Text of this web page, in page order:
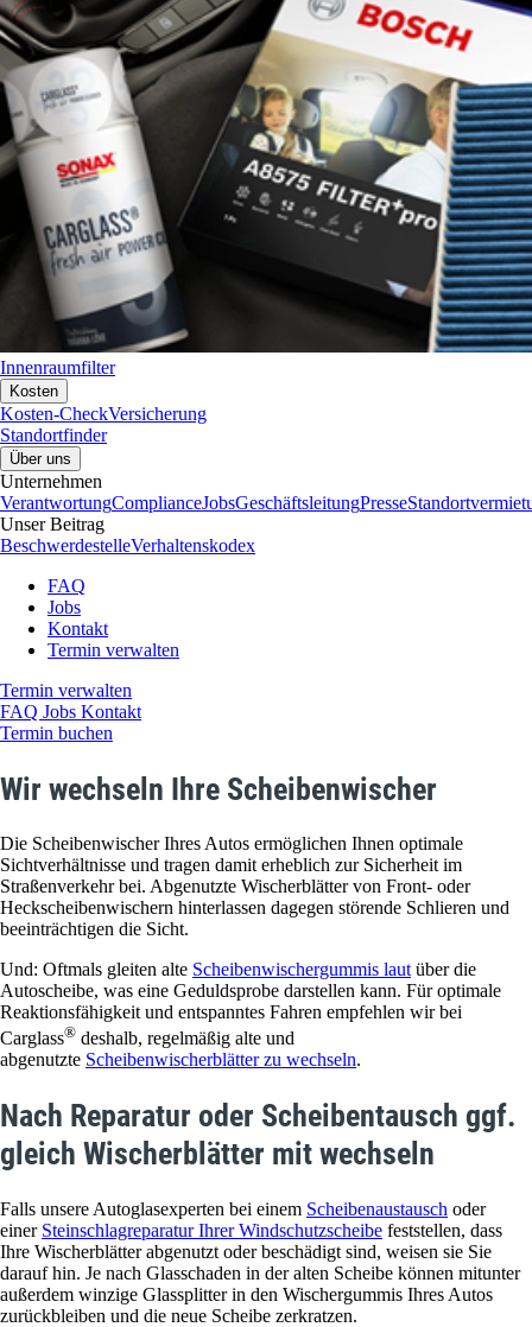
Innenraumfilter
Kosten
Kosten-CheckVersicherung
Standortfinder
Über uns
Unternehmen
VerantwortungComplianceJobsGeschäftsleitungPresse
Unser Beitrag
BeschwerdestelleVerhaltenskodex
FAQ
Jobs
Kontakt
Termin verwalten
Termin verwalten
FAQ Jobs Kontakt
Termin buchen
Wir wechseln Ihre Scheibenwischer
Die Scheibenwischer Ihres Autos ermöglichen Ihnen optimale
Sichtverhältnisse und tragen damit erheblich zur Sicherheit im
Straßenverkehr bei. Abgenutzte Wischerblätter von Front- oder
Heckscheibenwischern hinterlassen dagegen störende Schlieren und
beeinträchtigen die Sicht.
Und: Oftmals gleiten alte Scheibenwischergummis laut über die
Autoscheibe, was eine Geduldsprobe darstellen kann. Für optimale
Reaktionsfähigkeit und entspanntes Fahren empfehlen wir bei
Carglass® deshalb, regelmäßig alte und
abgenutzte Scheibenwischerblätter zu wechseln.
Nach Reparatur oder Scheibentausch ggf.
gleich Wischerblätter mit wechseln
Falls unsere Autoglasexperten bei einem Scheibenaustausch oder
einer Steinschlagreparatur Ihrer Windschutzscheibe feststellen, dass
Ihre Wischerblätter abgenutzt oder beschädigt sind, weisen sie Sie
darauf hin. Je nach Glasschaden in der alten Scheibe können mitunter
außerdem winzige Glassplitter in den Wischergummis Ihres Autos
zurückbleiben und die neue Scheibe zerkratzen.